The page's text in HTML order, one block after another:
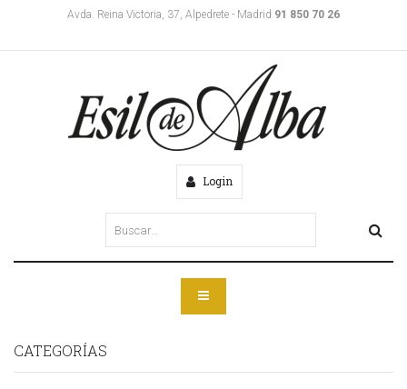
Avda. Reina Victoria, 37, Alpedrete - Madrid 91 850 70 26
Login
CATEGORÍAS